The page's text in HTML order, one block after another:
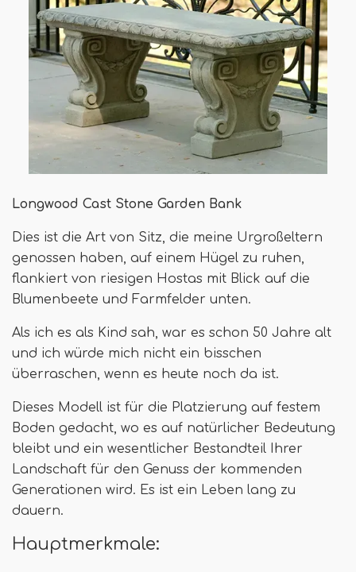
Longwood Cast Stone Garden Bank
Dies ist die Art von Sitz, die meine Urgroßeltern
genossen haben, auf einem Hügel zu ruhen,
flankiert von riesigen Hostas mit Blick auf die
Blumenbeete und Farmfelder unten.
Als ich es als Kind sah, war es schon 50 Jahre alt
und ich würde mich nicht ein bisschen
überraschen, wenn es heute noch da ist.
Dieses Modell ist für die Platzierung auf festem
Boden gedacht, wo es auf natürlicher Bedeutung
bleibt und ein wesentlicher Bestandteil Ihrer
Landschaft für den Genuss der kommenden
Generationen wird. Es ist ein Leben lang zu
dauern.
Hauptmerkmale: